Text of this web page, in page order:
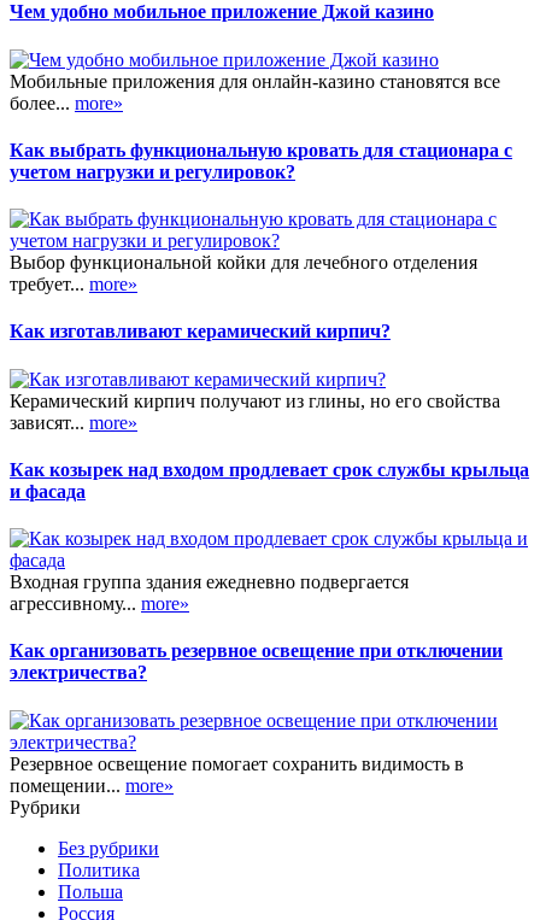
Чем удобно мобильное приложение Джой казино
Мобильные приложения для онлайн-казино становятся все
более... more»
Как выбрать функциональную кровать для стационара с
учетом нагрузки и регулировок?
Выбор функциональной койки для лечебного отделения
требует... more»
Как изготавливают керамический кирпич?
Керамический кирпич получают из глины, но его свойства
зависят... more»
Как козырек над входом продлевает срок службы крыльца
и фасада
Входная группа здания ежедневно подвергается
агрессивному... more»
Как организовать резервное освещение при отключении
электричества?
Резервное освещение помогает сохранить видимость в
помещении... more»
Рубрики
Без рубрики
Политика
Польша
Россия